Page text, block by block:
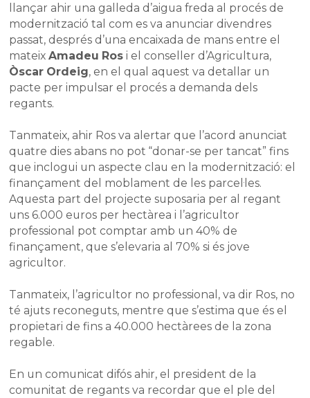
llançar ahir una galleda d’aigua freda al procés de
modernització tal com es va anunciar divendres
passat, després d’una encaixada de mans entre el
mateixAmadeu Ros i el conseller d’Agricultura,
Òscar Ordeig, en el qual aquest va detallar un
pacte per impulsar el procés a demanda dels
regants.
Tanmateix, ahir Ros va alertar que l’acord anunciat
quatre dies abans no pot “donar-se per tancat” fins
que inclogui un aspecte clau en la modernització: el
finançament del moblament de les parcel·les.
Aquesta part del projecte suposaria per al regant
uns 6.000 euros per hectàrea i l’agricultor
professional pot comptar amb un 40% de
finançament, que s’elevaria al 70% si és jove
agricultor.
Tanmateix, l’agricultor no professional, va dir Ros, no
té ajuts reconeguts, mentre que s’estima que és el
propietari de fins a 40.000 hectàrees de la zona
regable.
En un comunicat difós ahir, el president de la
comunitat de regants va recordar que el ple del